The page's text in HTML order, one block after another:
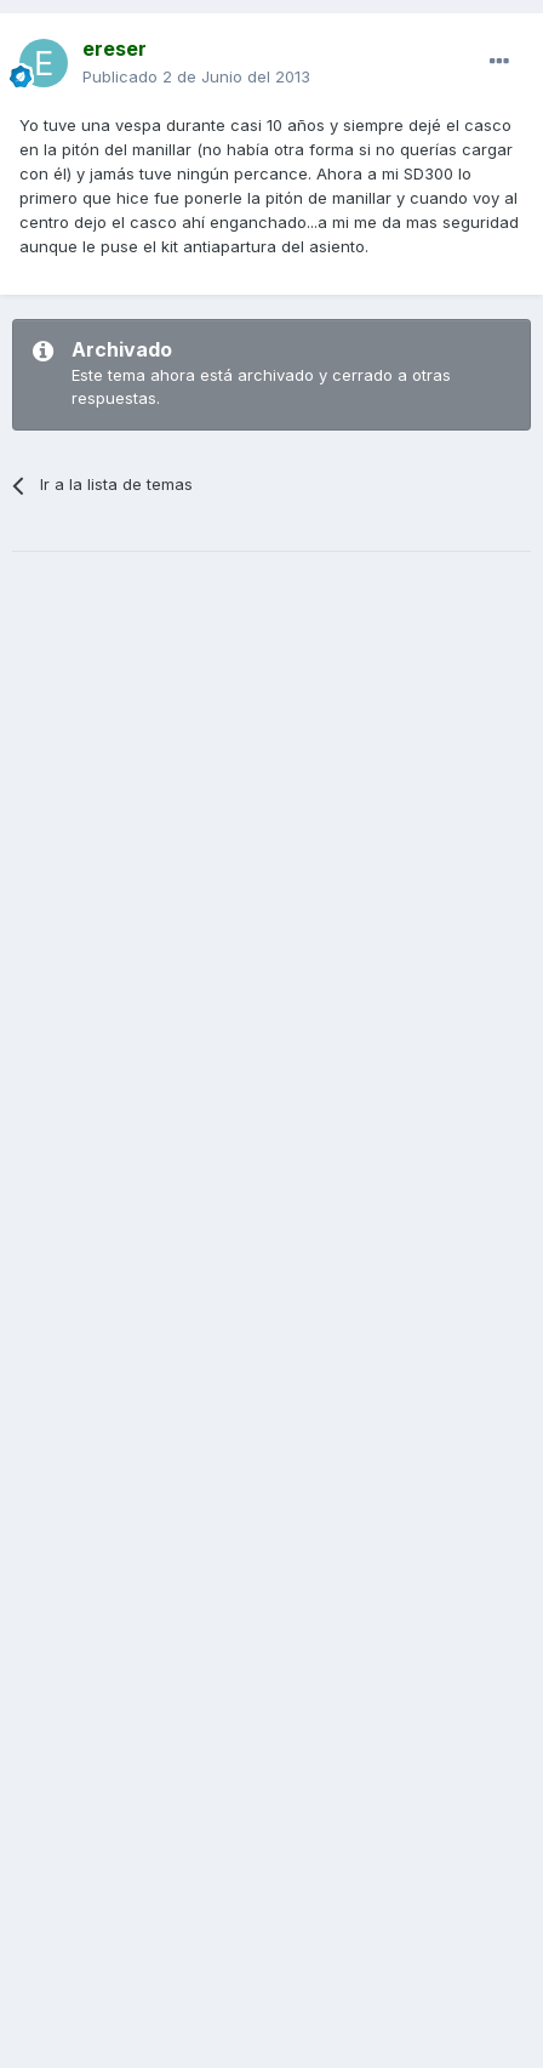
ereser
Publicado 2 de Junio del 2013
Yo tuve una vespa durante casi 10 años y siempre dejé el casco
en la pitón del manillar (no había otra forma si no querías cargar
con él) y jamás tuve ningún percance. Ahora a mi SD300 lo
primero que hice fue ponerle la pitón de manillar y cuando voy al
centro dejo el casco ahí enganchado...a mi me da mas seguridad
aunque le puse el kit antiapartura del asiento.
Archivado
Este tema ahora está archivado y cerrado a otras
respuestas.
Ir a la lista de temas